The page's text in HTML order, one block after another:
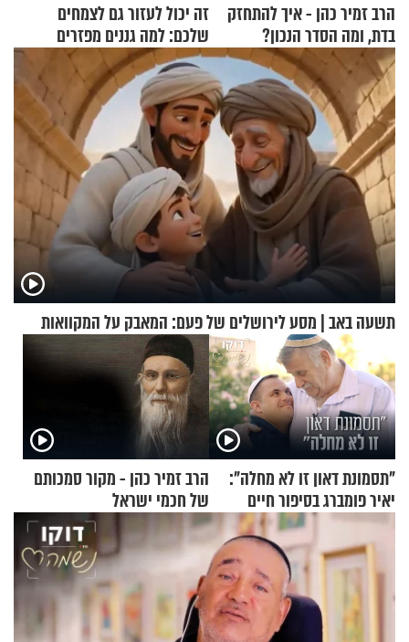
הרב זמיר כהן - איך להתחזק
בדת, ומה הסדר הנכון?
זה יכול לעזור גם לצמחים
שלכם: למה גננים מפזרים
קינמון בעציצים?
תשעה באב | מסע לירושלים של פעם: המאבק על המקוואות
"תסמונת דאון זו לא מחלה":
יאיר פומברג בסיפור חיים
מעורר השראה
הרב זמיר כהן - מקור סמכותם
של חכמי ישראל